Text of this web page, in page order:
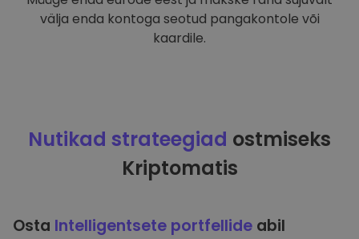
välja enda kontoga seotud pangakontole või
kaardile.
Nutikad strateegiad ostmiseks
Kriptomatis
Osta Intelligentsete portfellide abil